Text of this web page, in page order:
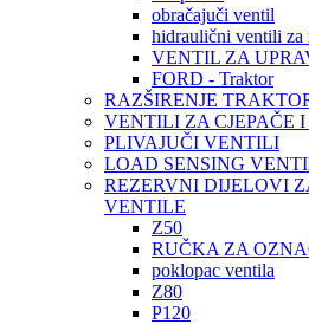
obračajuči ventil
hidraulični ventili za
VENTIL ZA
FORD - Traktor
RAZŠIRENJE
VENTILI ZA CJEPAČE
PLIVAJUČI VENTILI
LOAD SENSING
REZERVNI DIJELOVI
VENTILE
Z50
RUČKA ZA
poklopac ventila
Z80
P120